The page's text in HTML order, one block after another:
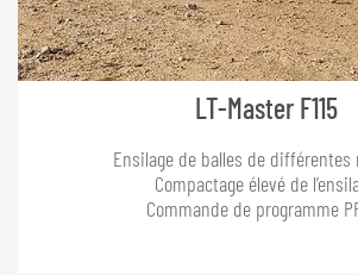
LT-Master F115
Ensilage de balles de différentes
Compactage élevé de
Commande de programme